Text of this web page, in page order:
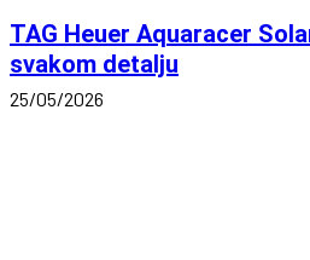
TAG Heuer Aquaracer
svakom detalju
25/05/2026